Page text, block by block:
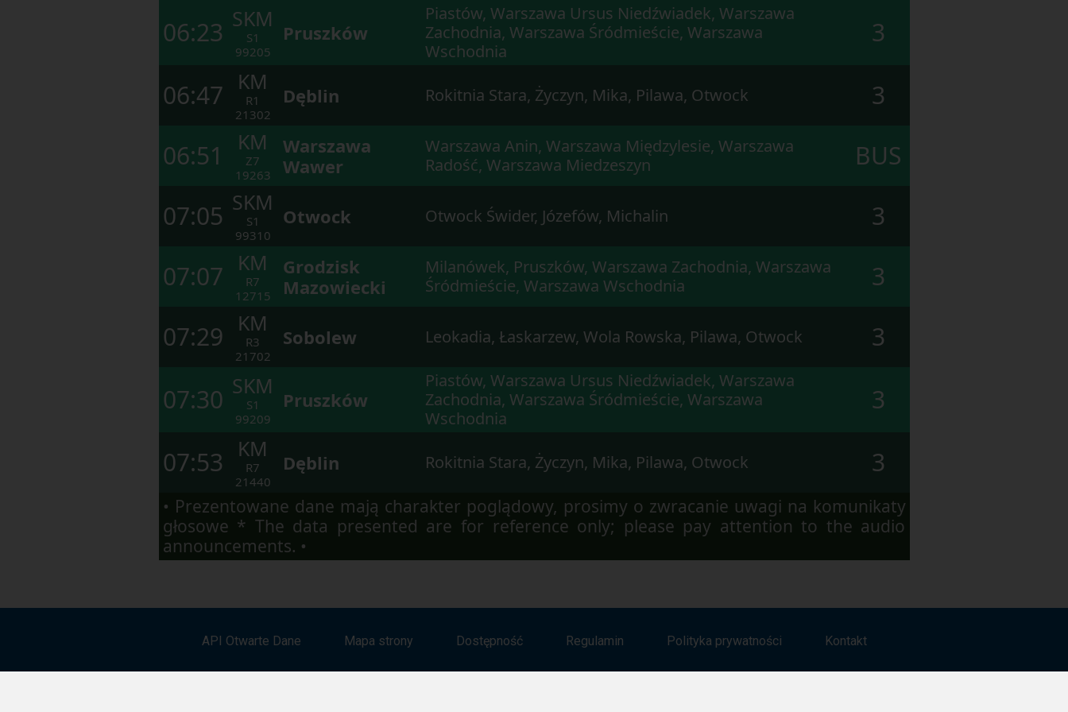
06:23 SKM
S1
99205
Pruszków
Piastów, Warszawa Ursus Niedźwiadek, Warszawa
Zachodnia, Warszawa Śródmieście, Warszawa
Wschodnia
3
06:47
KM
R1
21302
Dęblin Rokitnia Stara, Życzyn, Mika, Pilawa, Otwock
3
06:51
KM
Z7
19263
Warszawa
Wawer
Warszawa Anin, Warszawa Międzylesie, Warszawa
Radość, Warszawa Miedzeszyn
BUS
07:05 SKM
S1
99310
Otwock Otwock Świder, Józefów, Michalin
3
07:07
KM
R7
12715
Grodzisk
Mazowiecki
Milanówek, Pruszków, Warszawa Zachodnia, Warszawa
Śródmieście, Warszawa Wschodnia
3
07:29
KM
R3
21702
Sobolew Leokadia, Łaskarzew, Wola Rowska, Pilawa, Otwock
3
07:30 SKM
S1
99209
Pruszków
Piastów, Warszawa Ursus Niedźwiadek, Warszawa
Zachodnia, Warszawa Śródmieście, Warszawa
Wschodnia
3
07:53
KM
R7
21440
Dęblin Rokitnia Stara, Życzyn, Mika, Pilawa, Otwock 3
• Prezentowane dane mają charakter poglądowy, prosimy o zwracanie uwagi na komunikaty
głosowe * The data presented are for reference only; please pay attention to the audio
announcements. •
API Otwarte Dane Mapa strony Dostępność Regulamin Polityka prywatności Kontakt
Wciśnij
ramach
otwartego